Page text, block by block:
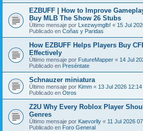
EZBUFF | How to Improve
Buy MLB The Show 26 Stubs
Último mensaje por Lxezwymglb! « 15 Jul
Publicado en Coñas y Paridas
How EZBUFF Helps Players Buy
Effectively
Último mensaje por FutureMapper « 14 Jul
Publicado en Preséntate
Schnauzer miniatura
Último mensaje por Kimm « 13 Jul 2026 12:14
Publicado en Otros
Z2U Why Every Roblox Player
Genres
Último mensaje por Kaevorlly « 11 Jul 2026
Publicado en Foro General